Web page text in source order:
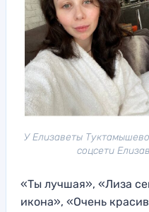
У Елизаветы
соцсети
«Ты лучшая», «Лиза
икона», «Очень